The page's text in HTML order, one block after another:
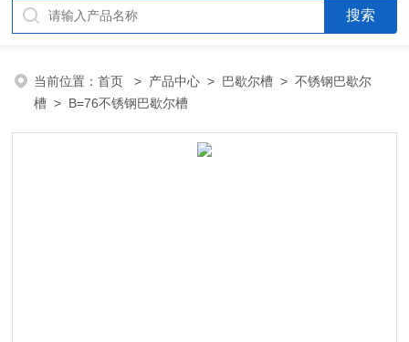
当前位置：首页 > 产品中心 > 巴歇尔槽 >不锈钢巴歇尔
槽 > B=76不锈钢巴歇尔槽